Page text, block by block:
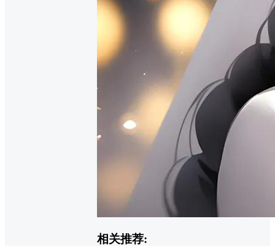
相关推荐: